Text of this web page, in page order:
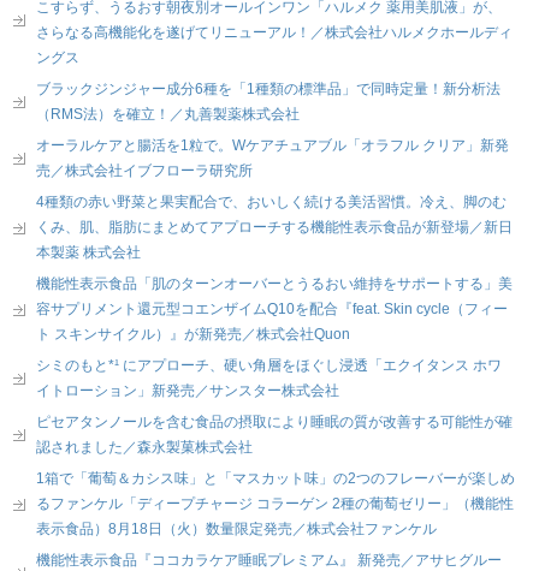
こすらず、うるおす朝夜別オールインワン「ハルメク 薬用美肌液」が、
さらなる高機能化を遂げてリニューアル！／株式会社ハルメクホールディ
ングス
ブラックジンジャー成分6種を「1種類の標準品」で同時定量！新分析法
（RMS法）を確立！／丸善製薬株式会社
オーラルケアと腸活を1粒で。Wケアチュアブル「オラフル クリア」新発
売／株式会社イブフローラ研究所
4種類の赤い野菜と果実配合で、おいしく続ける美活習慣。冷え、脚のむ
くみ、肌、脂肪にまとめてアプローチする機能性表示食品が新登場／新日
本製薬 株式会社
機能性表示食品「肌のターンオーバーとうるおい維持をサポートする」美
容サプリメント還元型コエンザイムQ10を配合『feat. Skin cycle（フィー
ト スキンサイクル）』が新発売／株式会社Quon
シミのもと*¹ にアプローチ、硬い角層をほぐし浸透「エクイタンス ホワ
イトローション」新発売／サンスター株式会社
ピセアタンノールを含む食品の摂取により睡眠の質が改善する可能性が確
認されました／森永製菓株式会社
1箱で「葡萄＆カシス味」と「マスカット味」の2つのフレーバーが楽しめ
るファンケル「ディープチャージ コラーゲン 2種の葡萄ゼリー」（機能性
表示食品）8月18日（火）数量限定発売／株式会社ファンケル
機能性表示食品『ココカラケア睡眠プレミアム』 新発売／アサヒグルー